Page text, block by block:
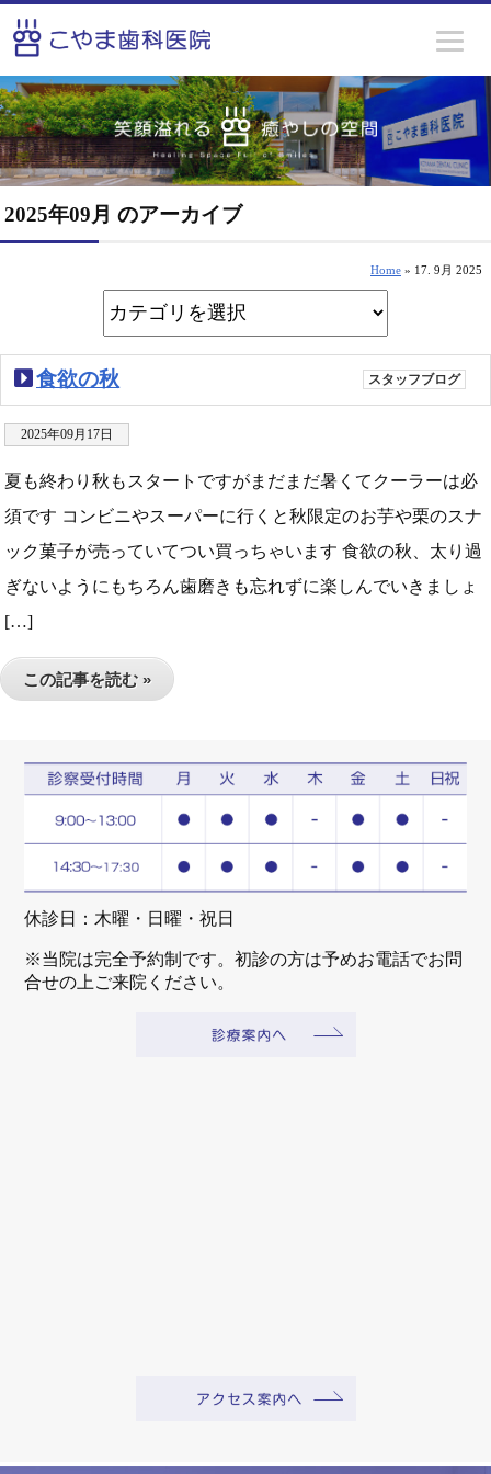
2025年09月 のアーカイブ
Home » 17. 9月 2025
食欲の秋 スタッフブログ
2025年09月17日
夏も終わり秋もスタートですがまだまだ暑くてクーラーは必
須です コンビニやスーパーに行くと秋限定のお芋や栗のスナ
ック菓子が売っていてつい買っちゃいます 食欲の秋、太り過
ぎないようにもちろん歯磨きも忘れずに楽しんでいきましょ
[…]
この記事を読む »
休診日：木曜・日曜・祝日
※当院は完全予約制です。初診の方は予めお電話でお問
合せの上ご来院ください。